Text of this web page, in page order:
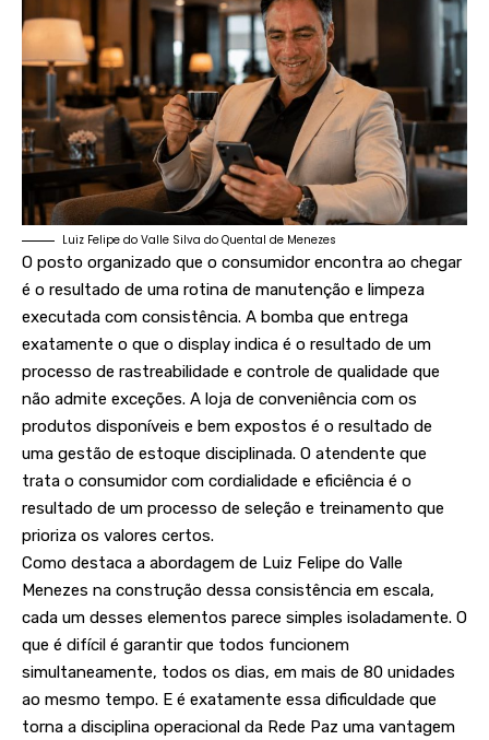
Luiz Felipe do Valle Silva do Quental de Menezes
O posto organizado que o consumidor encontra ao chegar
é o resultado de uma rotina de manutenção e limpeza
executada com consistência. A bomba que entrega
exatamente o que o display indica é o resultado de um
processo de rastreabilidade e controle de qualidade que
não admite exceções. A loja de conveniência com os
produtos disponíveis e bem expostos é o resultado de
uma gestão de estoque disciplinada. O atendente que
trata o consumidor com cordialidade e eficiência é o
resultado de um processo de seleção e treinamento que
prioriza os valores certos.
Como destaca a abordagem de Luiz Felipe do Valle
Menezes na construção dessa consistência em escala,
cada um desses elementos parece simples isoladamente. O
que é difícil é garantir que todos funcionem
simultaneamente, todos os dias, em mais de 80 unidades
ao mesmo tempo. E é exatamente essa dificuldade que
torna a disciplina operacional da Rede Paz uma vantagem